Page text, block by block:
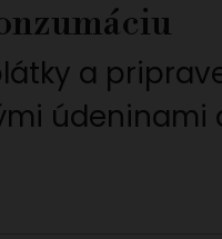
a
údeninami